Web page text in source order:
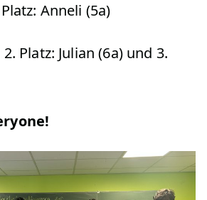
Anneli (5a)
Platz: Julian (6a) und 3.